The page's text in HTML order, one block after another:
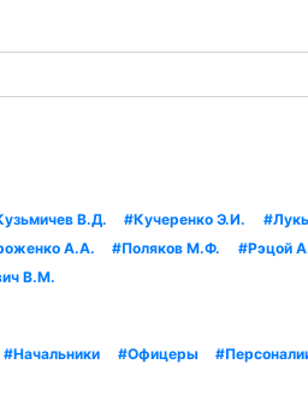
В.Д. #Кучеренко Э.И.
А.А. #Поляков М.Ф.
#Рэцой
В.М.
#Начальники #Офицеры